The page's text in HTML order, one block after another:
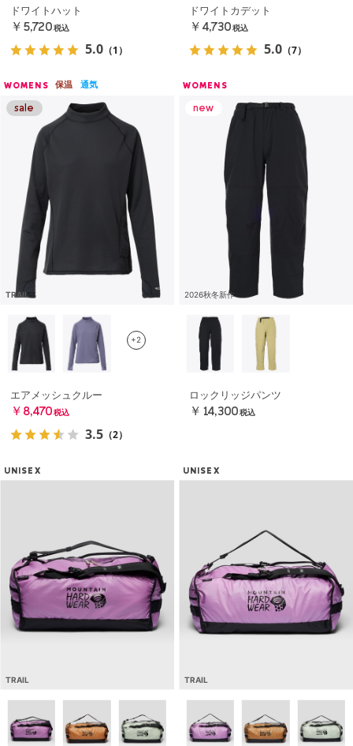
ドワイトハット
￥5,720 税込
5.0 （1）
ドワイトカデット
￥4,730 税込
5.0 （7）
WOMENS 保温 通気
TRAIL
+2
エアメッシュクルー
￥8,470 税込
3.5 （2）
WOMENS
2026秋冬新作
ロックリッジパンツ
￥14,300 税込
UNISEX
TRAIL
UNISEX
TRAIL